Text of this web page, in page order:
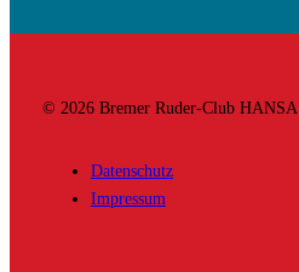
© 2026 Bremer Ruder-Club HANSA
Datenschutz
Impressum